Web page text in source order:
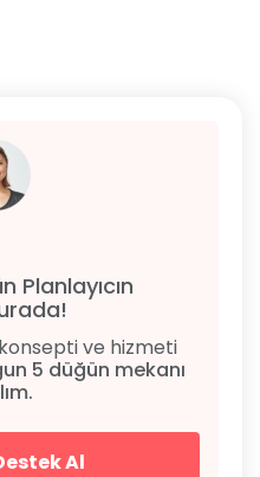
Planlayıcın
ve hizmeti
5 düğün mekanı
Al